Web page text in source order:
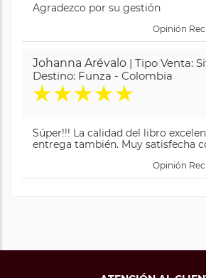
Agradezco por su gestión
Opinión
Johanna Arévalo | Tipo Venta:
Destino: Funza - Colombia
★★★★★
Súper!!! La calidad del libro
entrega también. Muy satisfecha
Opinión